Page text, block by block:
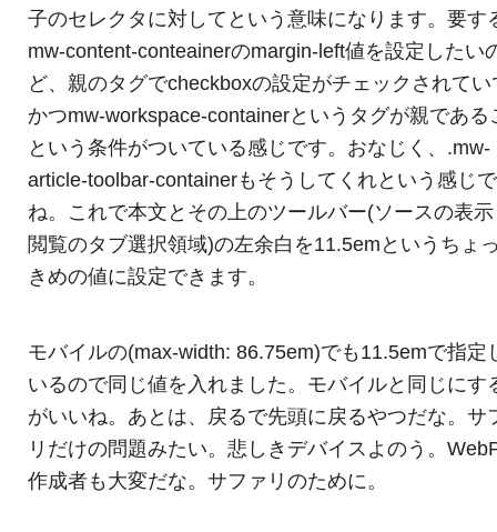
子のセレクタに対してという意味になります。要す
mw-content-conteainerのmargin-left値を設定したい
ど、親のタグでcheckboxの設定がチェックされてい
かつmw-workspace-containerというタグが親である
という条件がついている感じです。おなじく、.mw-
article-toolbar-containerもそうしてくれという感じ
ね。これで本文とその上のツールバー(ソースの表
閲覧のタブ選択領域)の左余白を11.5emというちょ
きめの値に設定できます。
モバイルの(max-width: 86.75em)でも11.5emで指定
いるので同じ値を入れました。モバイルと同じにす
がいいね。あとは、戻るで先頭に戻るやつだな。サ
リだけの問題みたい。悲しきデバイスよのう。
作成者も大変だな。サファリのために。